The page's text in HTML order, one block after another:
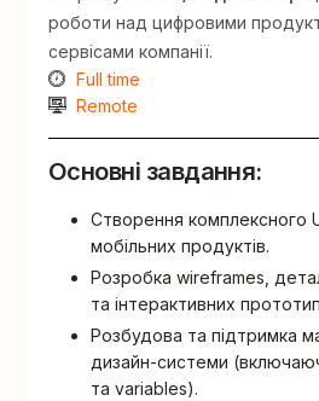
роботи над цифровими
сервісами компанії.
Full time
Remote
Основні завдання:
Створення комплексного
мобільних продуктів.
Розробка wireframes,
та інтерактивних
Розбудова та підтримка
дизайн-системи
та variables).